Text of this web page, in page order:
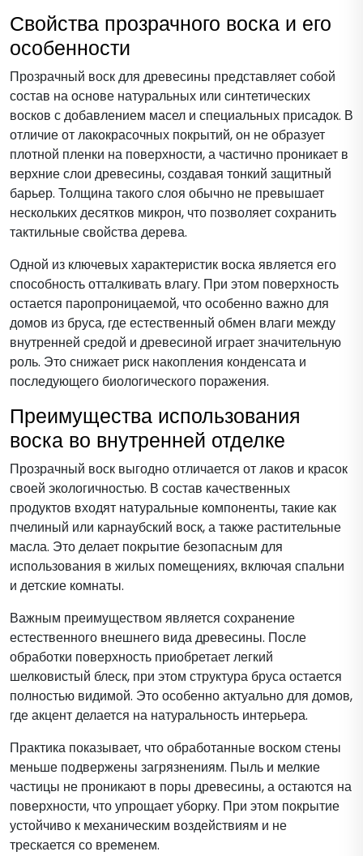
Свойства прозрачного воска и его
особенности
Прозрачный воск для древесины представляет собой
состав на основе натуральных или синтетических
восков с добавлением масел и специальных присадок. В
отличие от лакокрасочных покрытий, он не образует
плотной пленки на поверхности, а частично проникает в
верхние слои древесины, создавая тонкий защитный
барьер. Толщина такого слоя обычно не превышает
нескольких десятков микрон, что позволяет сохранить
тактильные свойства дерева.
Одной из ключевых характеристик воска является его
способность отталкивать влагу. При этом поверхность
остается паропроницаемой, что особенно важно для
домов из бруса, где естественный обмен влаги между
внутренней средой и древесиной играет значительную
роль. Это снижает риск накопления конденсата и
последующего биологического поражения.
Преимущества использования
воска во внутренней отделке
Прозрачный воск выгодно отличается от лаков и красок
своей экологичностью. В состав качественных
продуктов входят натуральные компоненты, такие как
пчелиный или карнаубский воск, а также растительные
масла. Это делает покрытие безопасным для
использования в жилых помещениях, включая спальни
и детские комнаты.
Важным преимуществом является сохранение
естественного внешнего вида древесины. После
обработки поверхность приобретает легкий
шелковистый блеск, при этом структура бруса остается
полностью видимой. Это особенно актуально для домов,
где акцент делается на натуральность интерьера.
Практика показывает, что обработанные воском стены
меньше подвержены загрязнениям. Пыль и мелкие
частицы не проникают в поры древесины, а остаются на
поверхности, что упрощает уборку. При этом покрытие
устойчиво к механическим воздействиям и не
трескается со временем.